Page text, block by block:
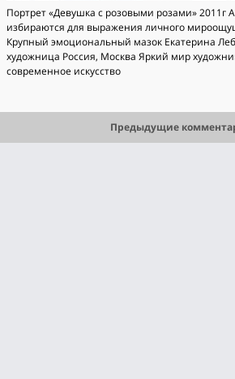
Портрет «Девушка с розовыми розами» 2011г
избираются для выражения личного
Крупный эмоциональный мазок Екатерина
художница Россия, Москва Яркий мир
современное искусство
Предыдущие